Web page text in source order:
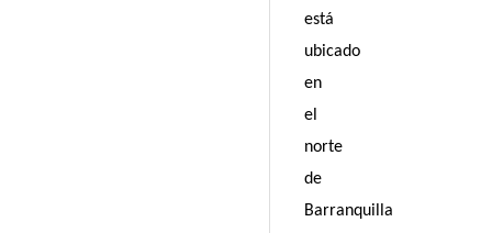
está
ubicado
en
el
norte
de
Barranquilla